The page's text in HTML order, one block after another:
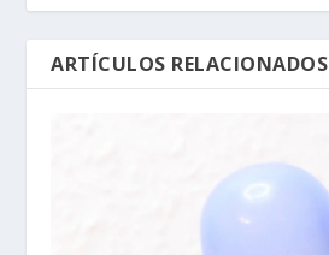
ARTÍCULOS RELACIONADOS